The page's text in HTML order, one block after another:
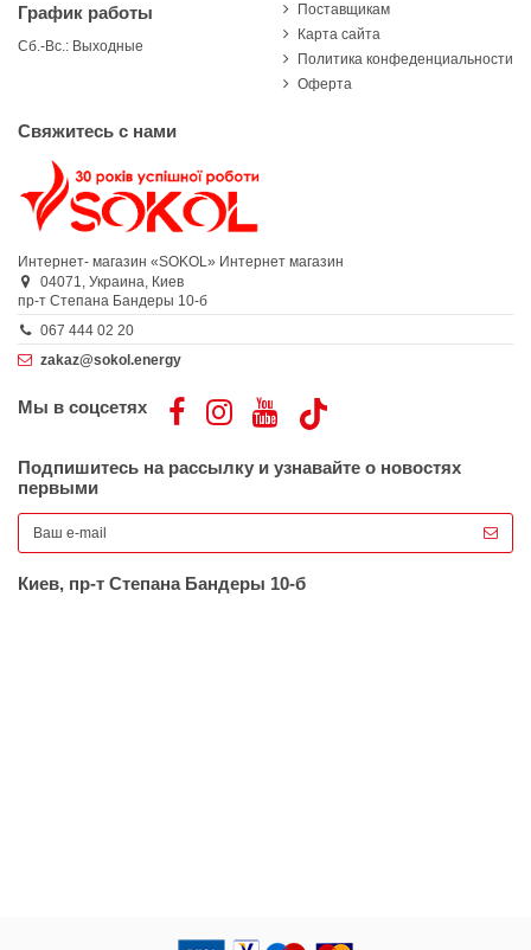
График работы
Сб.-Вс.: Выходные
Поставщикам
Карта сайта
Политика конфеденциальности
Оферта
Свяжитесь с нами
Интернет- магазин «SOKOL» Интернет магазин
04071, Украина, Киев
пр-т Степана Бандеры 10-б
067 444 02 20
zakaz@sokol.energy
Мы в соцсетях
Подпишитесь на рассылку и узнавайте о новостях
первыми
Киев, пр-т Степана Бандеры 10-б